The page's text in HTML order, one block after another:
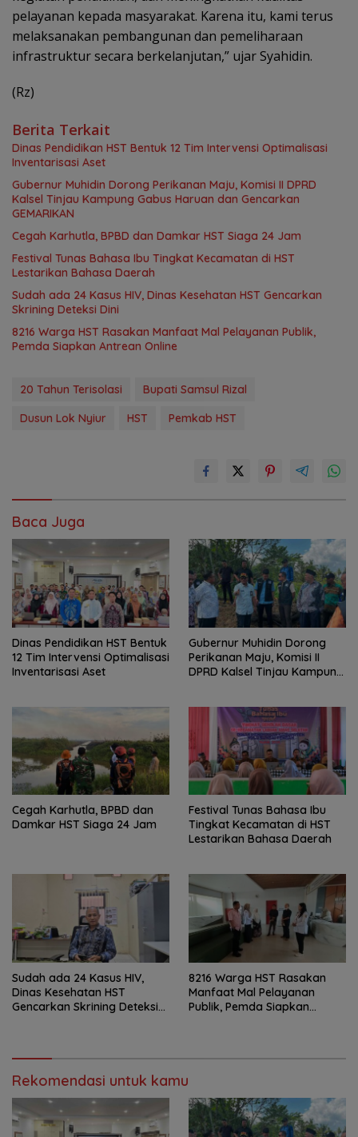
pelayanan kepada masyarakat. Karena itu, kami terus
melaksanakan pembangunan dan pemeliharaan
infrastruktur secara berkelanjutan,” ujar Syahidin.
(Rz)
Berita Terkait
Dinas Pendidikan HST Bentuk 12 Tim Intervensi Optimalisasi
Inventarisasi Aset
Gubernur Muhidin Dorong Perikanan Maju, Komisi II DPRD
Kalsel Tinjau Kampung Gabus Haruan dan Gencarkan
GEMARIKAN
Cegah Karhutla, BPBD dan Damkar HST Siaga 24 Jam
Festival Tunas Bahasa Ibu Tingkat Kecamatan di HST
Lestarikan Bahasa Daerah
Sudah ada 24 Kasus HIV, Dinas Kesehatan HST Gencarkan
Skrining Deteksi Dini
8216 Warga HST Rasakan Manfaat Mal Pelayanan Publik,
Pemda Siapkan Antrean Online
20 Tahun Terisolasi
Bupati Samsul Rizal
Dusun Lok Nyiur
HST Pemkab HST
Baca Juga
Dinas Pendidikan HST Bentuk
12 Tim Intervensi Optimalisasi
Inventarisasi Aset
Gubernur Muhidin Dorong
Perikanan Maju, Komisi II
DPRD Kalsel Tinjau Kampung
Cegah Karhutla, BPBD dan
Damkar HST Siaga 24 Jam
Festival Tunas Bahasa Ibu
Tingkat Kecamatan di HST
Lestarikan Bahasa Daerah
Sudah ada 24 Kasus HIV,
Dinas Kesehatan HST
Gencarkan Skrining Deteksi
8216 Warga HST Rasakan
Manfaat Mal Pelayanan
Publik, Pemda Siapkan
Rekomendasi untuk kamu